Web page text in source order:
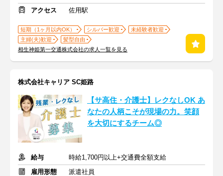
アクセス
佐用駅
短期（1ヶ月以内OK） シルバー歓迎
未経験者歓迎
主婦(夫)歓迎
髪型自由
相生神姫第一交通株式会社の求人一覧を見る
株式会社キャリア SC姫路
【サ高住・介護士】レクなしOK あ
なたの人柄こそが現場の力。笑顔
を大切にするチーム◎
給与
時給1,700円以上+交通費全額支給
雇用形態
派遣社員